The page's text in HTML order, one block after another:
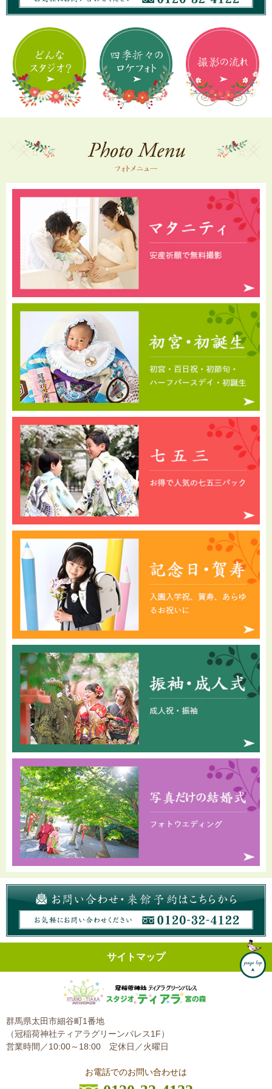
サイトマップ
群馬県太田市細谷町1番地
（冠稲荷神社ティアラグリーンパレス1F）
営業時間／10:00～18:00 定休日／火曜日
お電話でのお問い合わせは